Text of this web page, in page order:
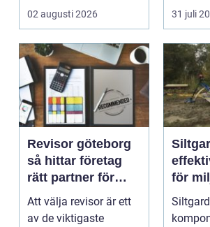
hållbara konstruktion...
02 augusti 2026
sena
31 juli
Revisor göteborg
så hittar företag
rätt partner för
trygg tillväxt
Att välja revisor är ett
av de viktigaste
för